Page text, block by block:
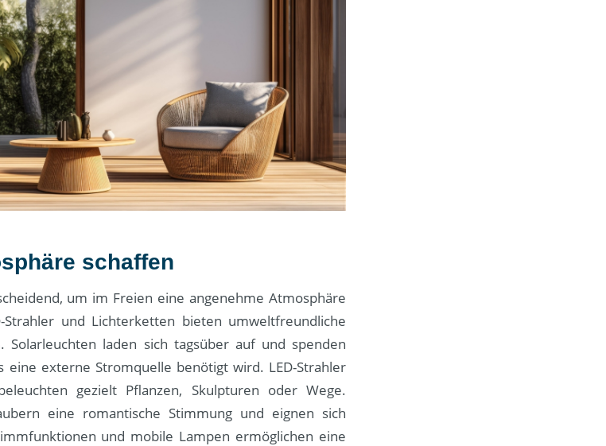
schaffen
um im Freien eine angenehme Atmosphäre
Strahler und Lichterketten bieten umweltfreundliche
Solarleuchten laden sich tagsüber auf und spenden
eine externe Stromquelle benötigt wird. LED-Strahler
gezielt Pflanzen, Skulpturen oder Wege.
eine romantische Stimmung und eignen sich
und mobile Lampen ermöglichen eine